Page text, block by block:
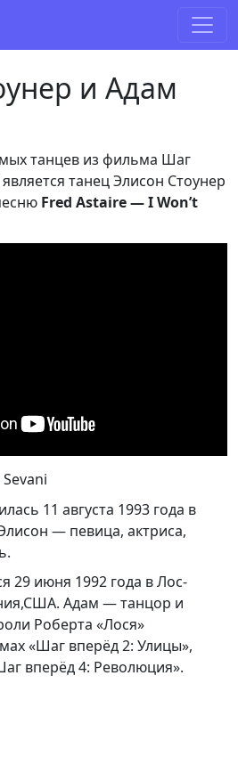
и Адам
танцев из фильма Шаг
танец Элисон Стоунер
Fred Astaire — I Won’t
11 августа 1993 года в
— певица, актриса,
29 июня 1992 года в Лос-
Адам — танцор и
Роберта «Лося»
«Шаг вперёд 2: Улицы»,
вперёд 4: Революция».